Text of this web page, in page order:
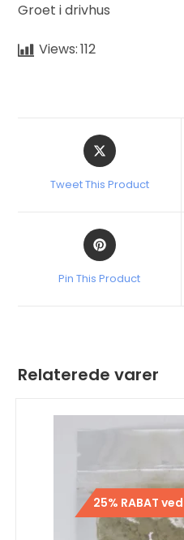
Groet i drivhus
Views:112
Tweet This Product
Pin This Product
Relaterede varer
25% RABAT